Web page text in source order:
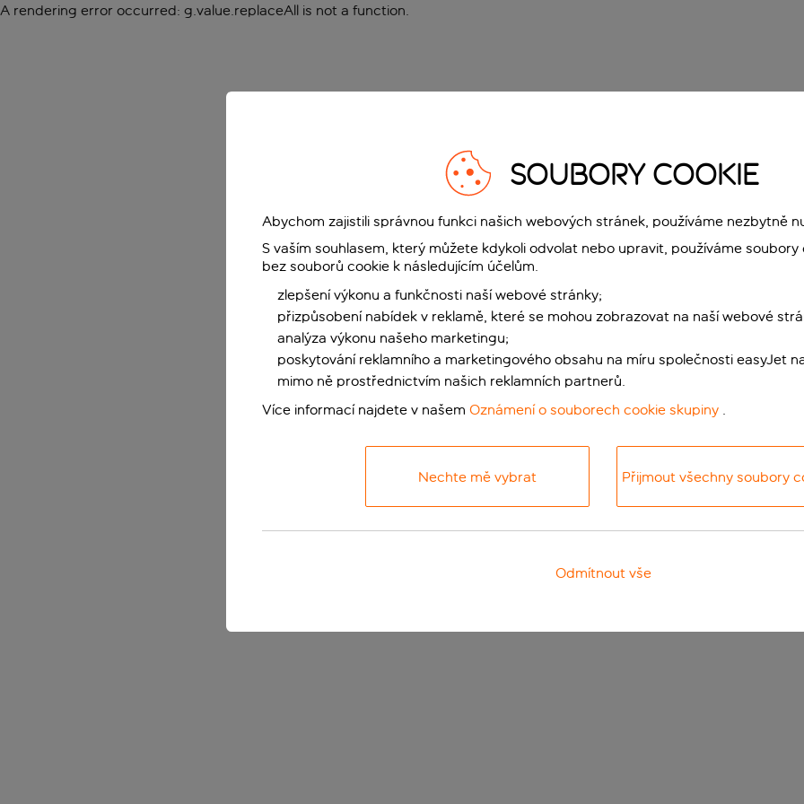
A rendering error occurred: g.value.replaceAll is not a function.
SOUBORY COOKIE
Abychom zajistili správnou funkci našich webových stránek, používáme nezbytně
S vaším souhlasem, který můžete kdykoli odvolat nebo upravit, používáme
bez souborů cookie k následujícím účelům.
zlepšení výkonu a funkčnosti naší webové stránky;
přizpůsobení nabídek v reklamě, které se mohou zobrazovat na naší webové
analýza výkonu našeho marketingu;
poskytování reklamního a marketingového obsahu na míru společnosti easyJet
mimo ně prostřednictvím našich reklamních partnerů.
Více informací najdete v našem Oznámení o souborech cookie skupiny .
Nechte mě vybrat Přijmout všechny soubory
Odmítnout vše